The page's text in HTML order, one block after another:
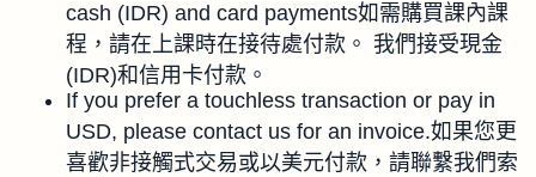
cash (IDR) and card payments如需購買課內課
程，請在上課時在接待處付款。 我們接受現金
(IDR)和信用卡付款。
If you prefer a touchless transaction or pay in
USD, please contact us for an invoice.如果您更
喜歡非接觸式交易或以美元付款，請聯繫我們索